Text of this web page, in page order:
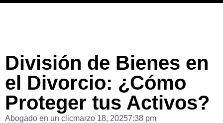
División de Bienes en
el Divorcio: ¿Cómo
Proteger tus Activos?
Abogado en un clicmarzo 18, 20257:38 pm